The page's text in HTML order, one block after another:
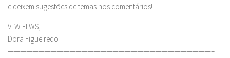
e deixem sugestões de temas nos comentários!
VLW FLWS,
Dora Figueiredo
—————————————————————————————————–